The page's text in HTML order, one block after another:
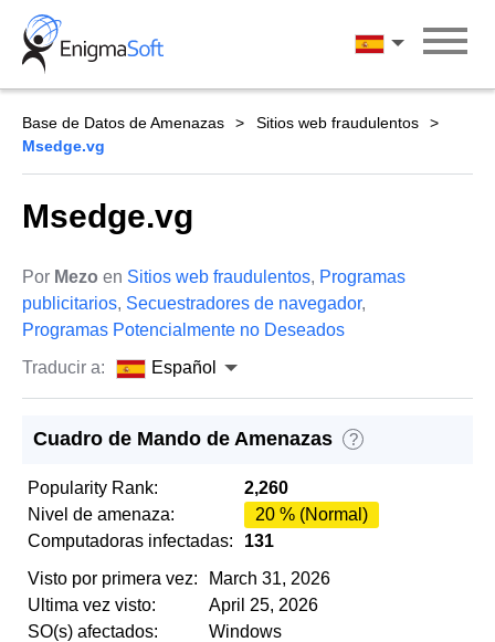
Skip
content
Español
Base de Datos de Amenazas
Sitios web fraudulentos
Msedge.vg
Msedge.vg
Por Mezo en Sitios web fraudulentos, Programas
publicitarios, Secuestradores de navegador,
Programas Potencialmente no Deseados
Traducir a:
Español
Cuadro de Mando de Amenazas ?
Popularity Rank:
2,260
Nivel de amenaza:
20 % (Normal)
Computadoras infectadas:
131
Visto por primera vez:
March 31, 2026
Ultima vez visto:
April 25, 2026
SO(s) afectados:
Windows